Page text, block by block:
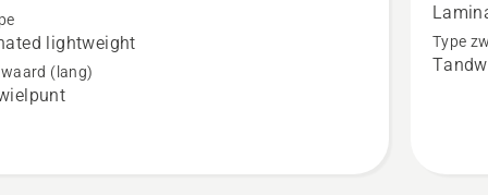
lightweight
(lang)
Force
3/8"mini
Type